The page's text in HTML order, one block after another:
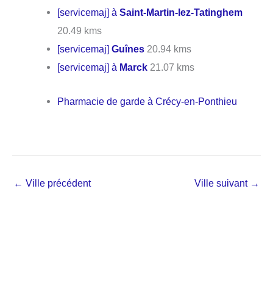
[servicemaj] àSaint-Martin-lez-Tatinghem
20.49 kms
[servicemaj]Guînes 20.94 kms
[servicemaj] à Marck 21.07 kms
Pharmacie de garde à Crécy-en-Ponthieu
← Ville précédent Ville suivant →